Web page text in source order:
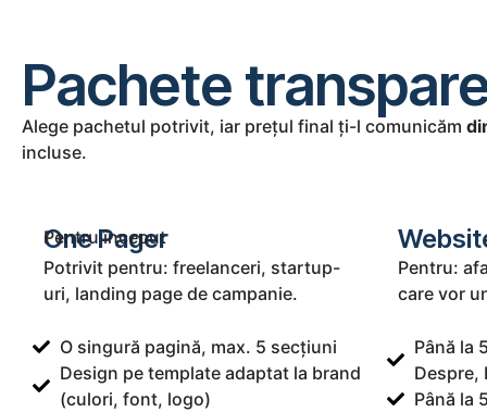
Pachete
Alege pachetul potrivit, iar prețul final ți-l comunicăm
incluse.
One Pager
Potrivit pentru: freelanceri, startup-
uri, landing page de campanie.
Pentru început
O singură pagină, max. 5 secțiuni
Design pe template adaptat la brand
(culori, font, logo)
Pentru:
care vor
Până la
Despre,
Până la